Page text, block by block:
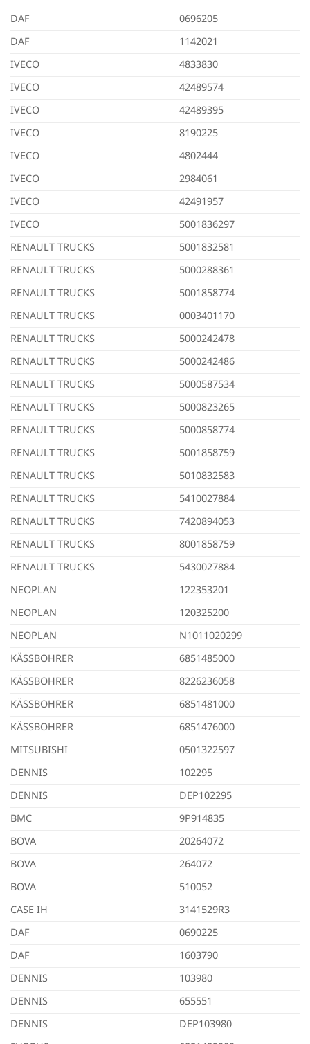
DAF
0696205
DAF
1142021
IVECO
4833830
IVECO
42489574
IVECO
42489395
IVECO
8190225
IVECO
4802444
IVECO
2984061
IVECO
42491957
IVECO
5001836297
RENAULT TRUCKS
5001832581
RENAULT TRUCKS
5000288361
RENAULT TRUCKS
5001858774
RENAULT TRUCKS
0003401170
RENAULT TRUCKS
5000242478
RENAULT TRUCKS
5000242486
RENAULT TRUCKS
5000587534
RENAULT TRUCKS
5000823265
RENAULT TRUCKS
5000858774
RENAULT TRUCKS
5001858759
RENAULT TRUCKS
5010832583
RENAULT TRUCKS
5410027884
RENAULT TRUCKS
7420894053
RENAULT TRUCKS
8001858759
RENAULT TRUCKS
5430027884
NEOPLAN
122353201
NEOPLAN
120325200
NEOPLAN
N1011020299
KÄSSBOHRER
6851485000
KÄSSBOHRER
8226236058
KÄSSBOHRER
6851481000
KÄSSBOHRER
6851476000
MITSUBISHI
0501322597
DENNIS
102295
DENNIS
DEP102295
BMC
9P914835
BOVA
20264072
BOVA
264072
BOVA
510052
CASE IH
3141529R3
DAF
0690225
DAF
1603790
DENNIS
103980
DENNIS
655551
DENNIS
DEP103980